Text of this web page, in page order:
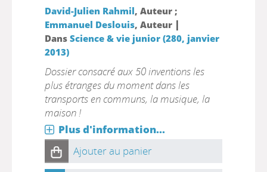
David-Julien Rahmil, Auteur ;
Emmanuel Deslouis, Auteur |
Dans Science & vie junior (280, janvier
2013)
Dossier consacré aux 50 inventions les
plus étranges du moment dans les
transports en communs, la musique, la
maison !
Plus d'information...
Ajouter au panier